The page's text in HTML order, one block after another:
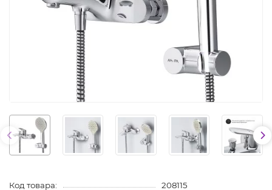
Код товара:
208115